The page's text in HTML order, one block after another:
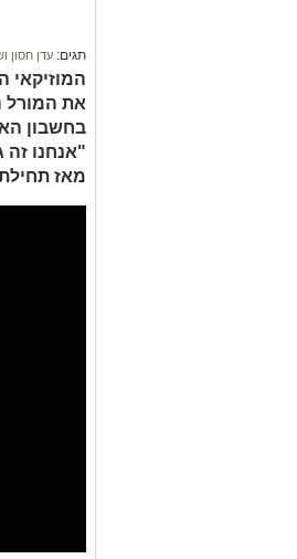
תגים: עדן חסון
המוזיקאי
את המורל
בחשבון
"אנחנו זה
מאז